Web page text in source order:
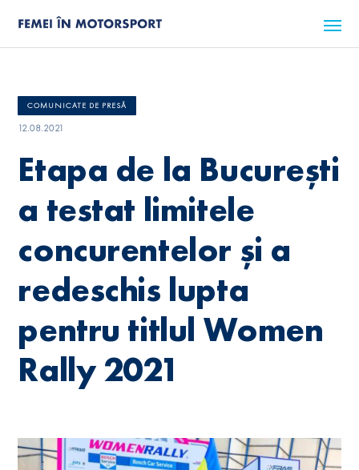
COMUNICATE DE PRESĂ
12.08.2021
Etapa de la București
a testat limitele
concurentelor și a
redeschis lupta
pentru titlul Women
Rally 2021